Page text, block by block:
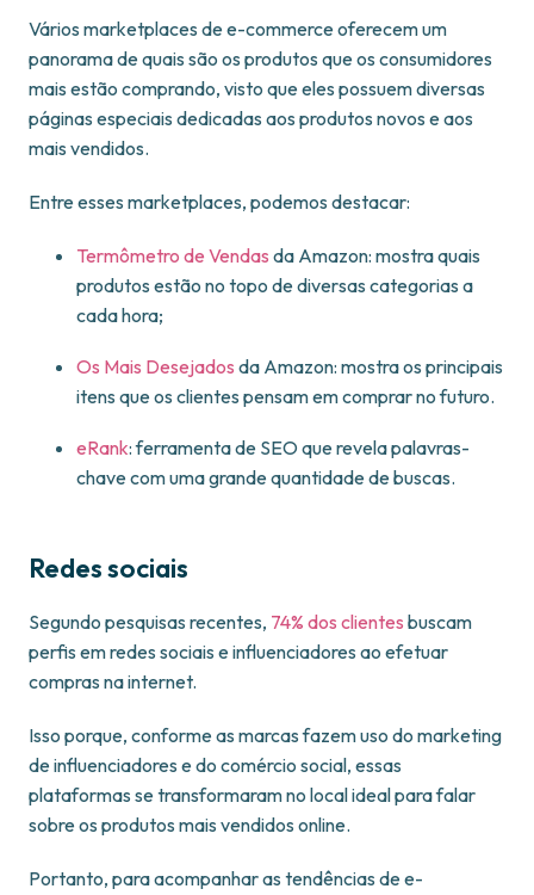
Vários marketplaces de e-commerce oferecem um
panorama de quais são os produtos que os consumidores
mais estão comprando, visto que eles possuem diversas
páginas especiais dedicadas aos produtos novos e aos
mais vendidos.
Entre esses marketplaces, podemos destacar:
Termômetro de Vendas da Amazon: mostra quais
produtos estão no topo de diversas categorias a
cada hora;
Os Mais Desejados da Amazon: mostra os principais
itens que os clientes pensam em comprar no futuro.
eRank: ferramenta de SEO que revela palavras-
chave com uma grande quantidade de buscas.
Redes sociais
Segundo pesquisas recentes, 74% dos clientes buscam
perfis em redes sociais e influenciadores ao efetuar
compras na internet.
Isso porque, conforme as marcas fazem uso do marketing
de influenciadores e do comércio social, essas
plataformas se transformaram no local ideal para falar
sobre os produtos mais vendidos online.
Portanto, para acompanhar as tendências de e-